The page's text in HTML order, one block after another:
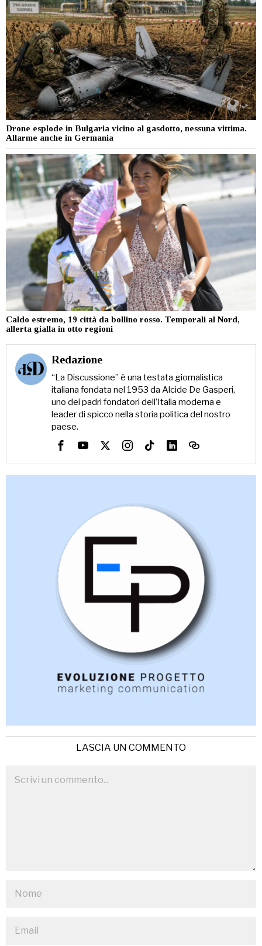
Drone esplode in Bulgaria vicino al gasdotto, nessuna vittima.
Allarme anche in Germania
Caldo estremo, 19 città da bollino rosso. Temporali al Nord,
allerta gialla in otto regioni
Redazione
“La Discussione” è una testata giornalistica
italiana fondata nel 1953 da Alcide De Gasperi,
uno dei padri fondatori dell’Italia moderna e
leader di spicco nella storia politica del nostro
paese.
LASCIA UN COMMENTO